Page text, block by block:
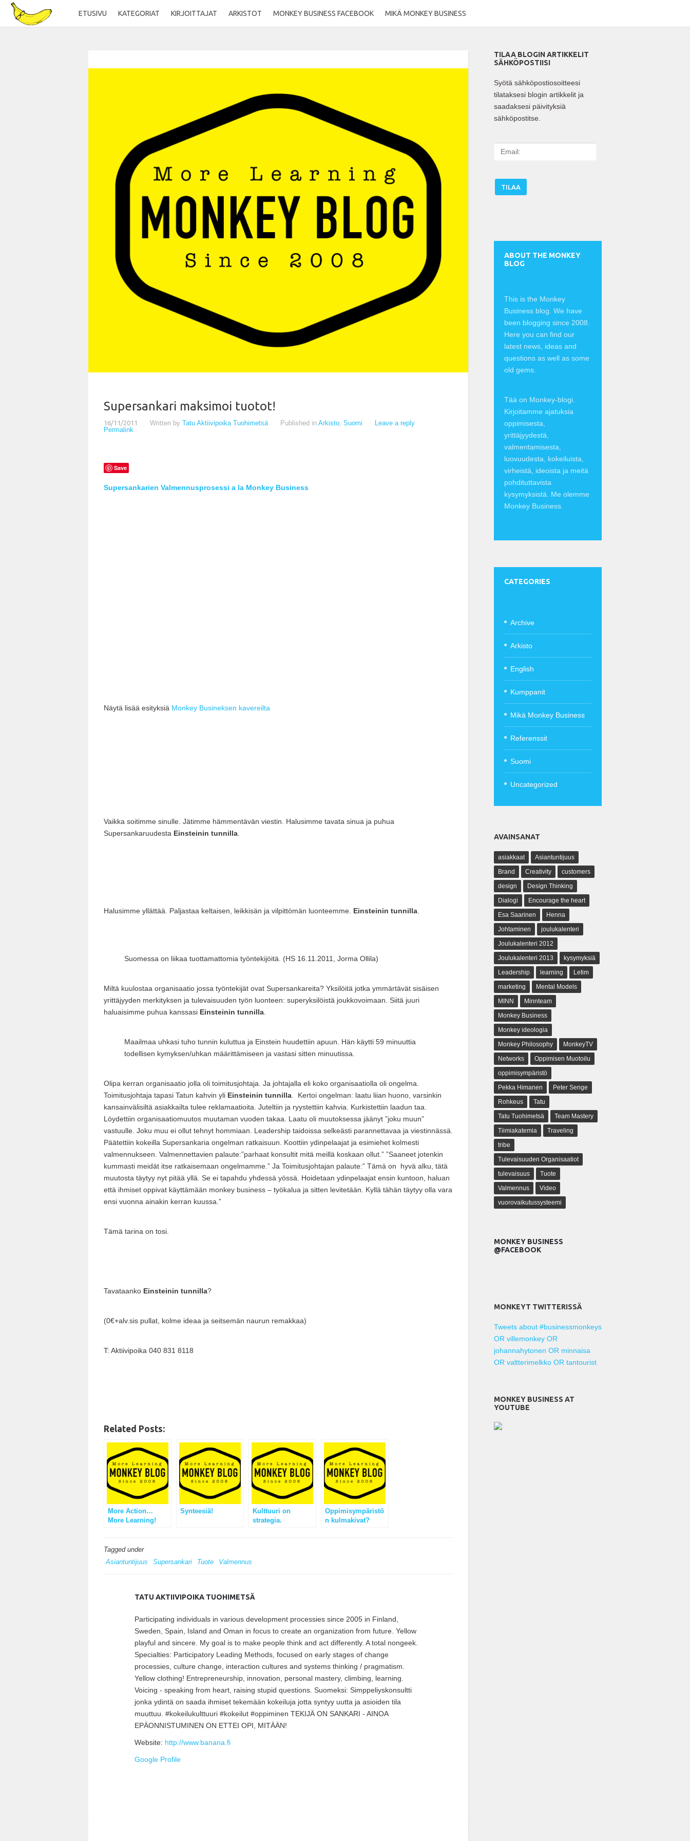
ETUSIVU KATEGORIAT KIRJOITTAJAT ARKISTOT MONKEY BUSINESS FACEBOOK MIKÄ MONKEY BUSINESS
Supersankari maksimoi tuotot!
16/11/2011 Written by Tatu Aktiivipoika Tuohimetsä Published in Arkisto Suomi
Leave a reply
Permalink
Save
Supersankarien Valmennusprosessi a la Monkey Business
Näytä lisää esityksiä Monkey Busineksen kavereilta
Vaikka soitimme sinulle. Jätimme hämmentävän viestin. Halusimme tavata sinua ja puhua
Supersankaruudesta Einsteinin tunnilla
Halusimme yllättää. Paljastaa keltaisen, leikkisän ja vilpittömän luonteemme. Einsteinin tunnilla
Suomessa on liikaa tuottamattomia työntekijöitä. (HS 16.11.2011, Jorma Ollila)
Miltä kuulostaa organisaatio jossa työntekijät ovat Supersankareita? Yksilöitä jotka ymmärtävät sisäisen
yrittäjyyden merkityksen ja tulevaisuuden työn luonteen: superyksilöistä joukkovoimaan. Siitä juuri
haluaisimme puhua kanssasi Einsteinin tunnilla
Maailmaa uhkasi tuho tunnin kuluttua ja Einstein huudettiin apuun. Hän käytti 59 minuuttia
todellisen kymyksen/uhkan määrittämiseen ja vastasi sitten minuutissa.
Olipa kerran organisaatio jolla oli toimitusjohtaja. Ja johtajalla eli koko organisaatiolla oli ongelma.
Toimitusjohtaja tapasi Tatun kahvin yli Einsteinin tunnilla . Kertoi ongelman: laatu liian huono, varsinkin
kansainvälisiltä asiakkailta tulee reklamaatioita. Juteltiin ja ryystettiin kahvia. Kurkistettiin laadun taa.
Löydettiin organisaatiomuutos muutaman vuoden takaa. Laatu oli muutoksessa jäänyt ”joku muun”
vastuulle. Joku muu ei ollut tehnyt hommiaan. Leadership taidoissa selkeästi parannettavaa ja viestinnässä.
Päätettiin kokeilla Supersankaria ongelman ratkaisuun. Koottiin ydinpelaajat ja esimiehet kolmesti
valmennukseen. Valmennettavien palaute:”parhaat konsultit mitä meillä koskaan ollut.” ”Saaneet jotenkin
kummasti meidät itse ratkaisemaan ongelmamme.” Ja Toimitusjohtajan palaute:” Tämä on hyvä alku, tätä
muutosta täytyy nyt pitää yllä. Se ei tapahdu yhdessä yössä. Hoidetaan ydinpelaajat ensin kuntoon, haluan
että ihmiset oppivat käyttämään monkey business – työkalua ja sitten levitetään. Kyllä tähän täytyy olla vara
ensi vuonna ainakin kerran kuussa.”
Tämä tarina on tosi.
Tavataanko Einsteinin tunnilla?
(0€+alv.sis pullat, kolme ideaa ja seitsemän naurun remakkaa)
T: Aktiivipoika 040 831 8118
Related Posts:
More Action…
More Learning!
Synteesiä!
Kulttuuri on
strategia.
Oppimisympäristö
n kulmakivat?
Tagged under
Asiantuntijuus
Supersankari Tuote Valmennus
TATU AKTIIVIPOIKA TUOHIMETSÄ
Participating individuals in various development processies since 2005 in Finland,
Sweden, Spain, Island and Oman in focus to create an organization from future. Yellow
playful and sincere. My goal is to make people think and act differently. A total nongeek.
Specialties: Participatory Leading Methods, focused on early stages of change
processies, culture change, interaction cultures and systems thinking / pragmatism.
Yellow clothing! Entrepreneurship, innovation, personal mastery, climbing, learning.
Voicing - speaking from heart, raising stupid questions. Suomeksi: Simppeliyskonsultti
jonka ydintä on saada ihmiset tekemään kokeiluja jotta syntyy uutta ja asioiden tila
muuttuu. #kokeilukulttuuri #kokeilut #oppiminen TEKIJÄ ON SANKARI - AINOA
EPÄONNISTUMINEN ON ETTEI OPI, MITÄÄN!
Website: http://www.banana.fi
Google Profile
TILAA BLOGIN ARTIKKELIT
SÄHKÖPOSTIISI
Syötä sähköpostiosoitteesi
tilataksesi blogin artikkelit ja
saadaksesi päivityksiä
sähköpostitse.
l
ABOUT THE MONKEY
BLOG
This is the Monkey
Business blog. We have
been blogging since 2008.
Here you can find our
latest news, ideas and
questions as well as some
old gems.
Tää on Monkey-blogi.
Kirjoitamme ajatuksia
oppimisesta,
yrittäjyydestä,
valmentamisesta,
luovuudesta, kokeiluista,
virheistä, ideoista ja meitä
pohdituttavista
kysymyksistä. Me olemme
Monkey Business.
CATEGORIES
Archive
Arkisto
English
Kumppanit
Mikä Monkey Business
Referenssit
Suomi
Uncategorized
AVAINSANAT
asiakkaat
Asiantuntijuus
Brand
Creativity
customers
design
Design Thinking
Dialogi
Encourage the heart
Esa Saarinen
Henna
Johtaminen
joulukalenteri
Joulukalenteri 2012
Joulukalenteri 2013
kysymyksiä
Leadership
learning
Letim
marketing
Mental Models
MINN
Minnteam
Monkey Business
Monkey ideologia
Monkey Philosophy
MonkeyTV
Networks
Oppimisen Muotoilu
oppimisympäristö
Pekka Himanen
Peter Senge
Rohkeus
Tatu
Tatu Tuohimetsä
Team Mastery
Tiimiakatemia
Traveling
tribe
Tulevaisuuden Organisaatiot
tulevaisuus
Tuote
Valmennus
Video
vuorovaikutussysteemi
MONKEY BUSINESS
@FACEBOOK
MONKEYT TWITTERISSÄ
Tweets about #businessmonkeys
OR villemonkey OR
johannahytonen OR minnaisa
OR valtterimelkko OR tantourist
MONKEY BUSINESS AT
YOUTUBE